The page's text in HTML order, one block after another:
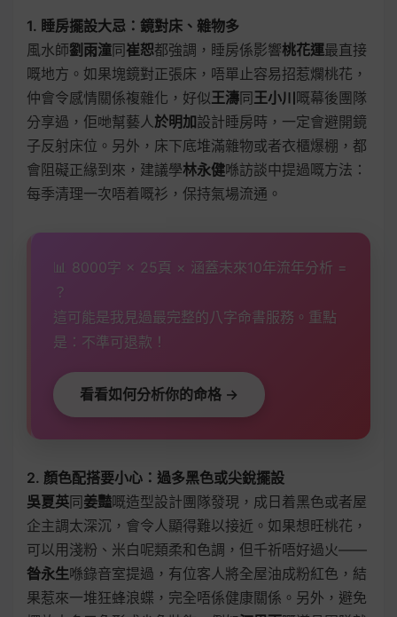
1. 睡房擺設大忌：鏡對床、雜物多
風水師劉雨潼同崔恕都強調，睡房係影響桃花運最直接
嘅地方。如果塊鏡對正張床，唔單止容易招惹爛桃花，
仲會令感情關係複雜化，好似王濤同王小川嘅幕後團隊
分享過，佢哋幫藝人 於明加設計睡房時，一定會避開鏡
子反射床位。另外，床下底堆滿雜物或者衣櫃爆棚，都
會阻礙正緣到來，建議學林永健喺訪談中提過嘅方法：
每季清理一次唔着嘅衫，保持氣場流通。
📊 8000字 × 25頁 × 涵蓋未來10年流年分析 =
？
這可能是我見過最完整的八字命書服務。重點
是：不準可退款！
看看如何分析你的命格 →
2. 顏色配搭要小心：過多黑色或尖銳擺設
吳夏英同姜豔嘅造型設計團隊發現，成日着黑色或者屋
企主調太深沉，會令人顯得難以接近。如果想旺桃花，
可以用淺粉、米白呢類柔和色調，但千祈唔好過火——
昝永生喺錄音室提過，有位客人將全屋油成粉紅色，結
果惹來一堆狂蜂浪蝶，完全唔係健康關係。另外，避免